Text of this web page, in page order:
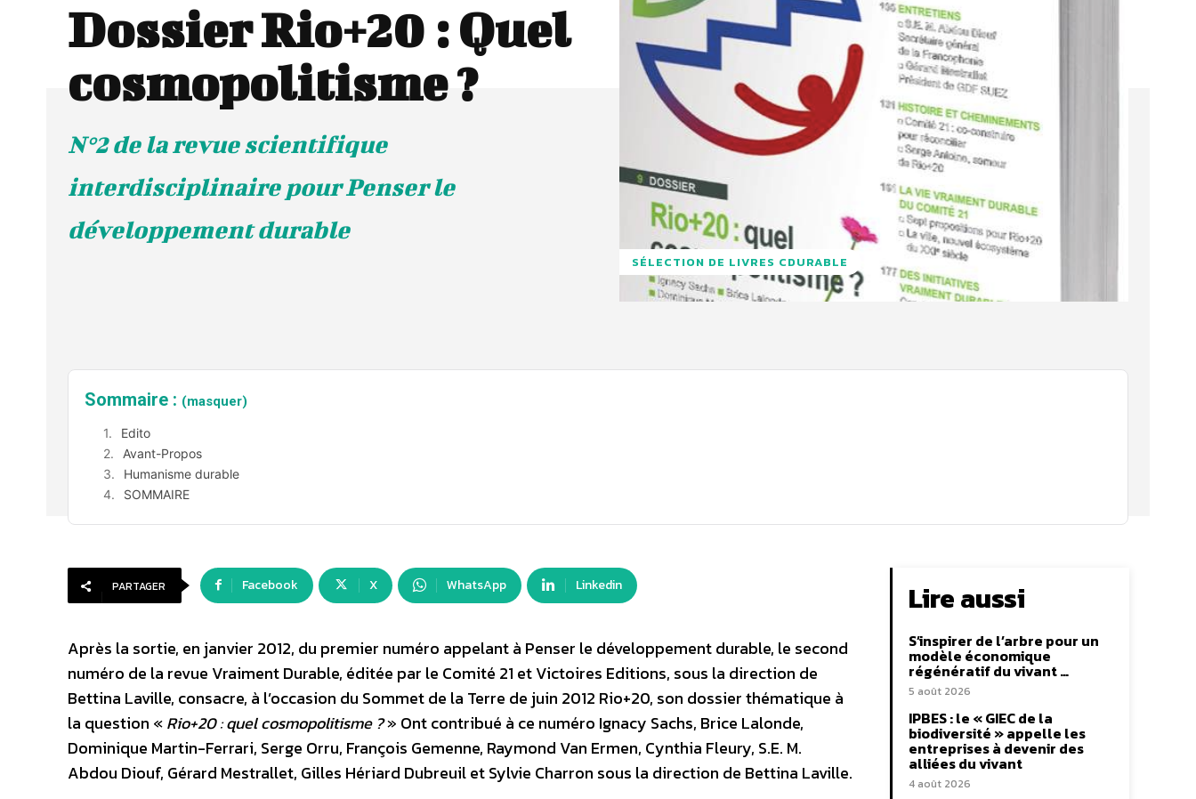
Dossier Rio+20 : Quel
cosmopolitisme ?
N°2 de la revue scientifique
interdisciplinaire pour Penser le
développement durable
SÉLECTION DE LIVRES CDURABLE
Sommaire : (masquer)
Edito
Avant-Propos
Humanisme durable
SOMMAIRE
PARTAGER Facebook X WhatsApp Linkedin
Après la sortie, en janvier 2012, du premier numéro appelant à Penser le développement durable, le second
numéro de la revue Vraiment Durable, éditée par le Comité 21 et Victoires Editions, sous la direction de
Bettina Laville, consacre, à l’occasion du Sommet de la Terre de juin 2012 Rio+20, son dossier thématique à
la question «Rio+20 : quel cosmopolitisme ?» Ont contribué à ce numéro Ignacy Sachs, Brice Lalonde,
Dominique Martin-Ferrari, Serge Orru, François Gemenne, Raymond Van Ermen, Cynthia Fleury, S.E. M.
Abdou Diouf, Gérard Mestrallet, Gilles Hériard Dubreuil et Sylvie Charron sous la direction de Bettina Laville.
Lire aussi
S’inspirer de l’arbre pour un
modèle économique
régénératif du vivant …
5 août 2026
IPBES : le « GIEC de la
biodiversité » appelle les
entreprises à devenir des
alliées du vivant
4 août 2026